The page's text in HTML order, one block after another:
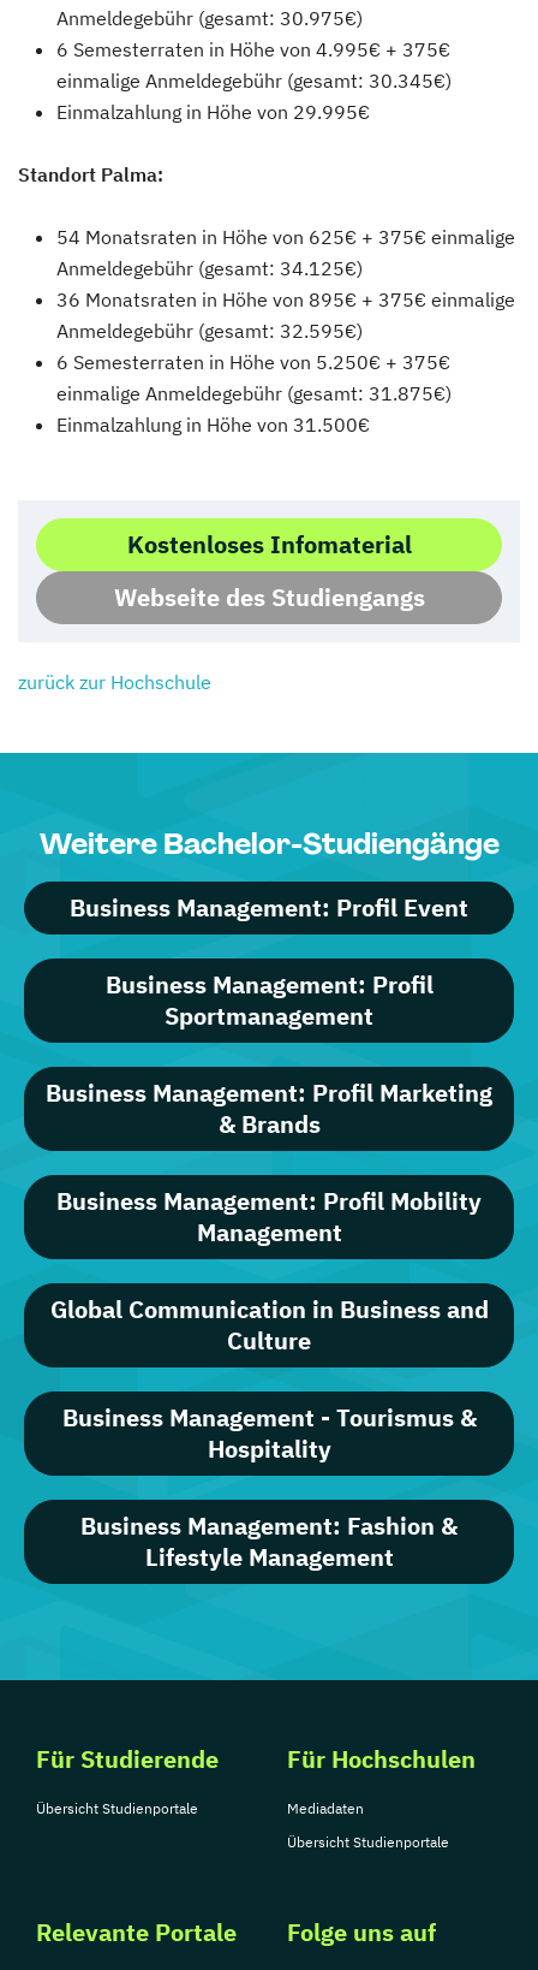
Anmeldegebühr (gesamt: 30.975€)
6 Semesterraten in Höhe von 4.995€ + 375€
einmalige Anmeldegebühr (gesamt: 30.345€)
Einmalzahlung in Höhe von 29.995€
Standort Palma:
54 Monatsraten in Höhe von 625€ + 375€ einmalige
Anmeldegebühr (gesamt: 34.125€)
36 Monatsraten in Höhe von 895€ + 375€ einmalige
Anmeldegebühr (gesamt: 32.595€)
6 Semesterraten in Höhe von 5.250€ + 375€
einmalige Anmeldegebühr (gesamt: 31.875€)
Einmalzahlung in Höhe von 31.500€
Kostenloses Infomaterial
Webseite des Studiengangs
zurück zur Hochschule
Weitere Bachelor-Studiengänge
Business Management: Profil Event
Business Management: Profil
Sportmanagement
Business Management: Profil Marketing
& Brands
Business Management: Profil Mobility
Management
Global Communication in Business and
Culture
Business Management - Tourismus &
Hospitality
Business Management: Fashion &
Lifestyle Management
Für Studierende
Übersicht Studienportale
Für Hochschulen
Mediadaten
Übersicht Studienportale
Relevante Portale Folge uns auf